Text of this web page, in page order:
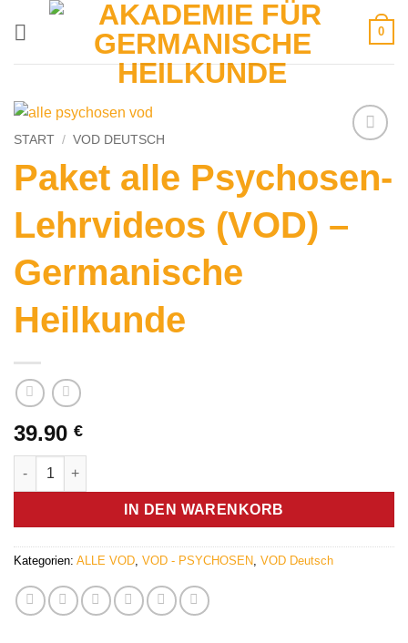
0
START / VOD DEUTSCH
Paket alle Psychosen-
Lehrvideos (VOD) –
Germanische
Heilkunde
39.90 €
Paket alle Psychosen-Lehrvideos (VOD) - Germanische
IN DEN WARENKORB
Kategorien: ALLE VOD VOD - PSYCHOSEN VOD Deutsch